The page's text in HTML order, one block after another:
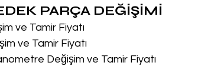
PARÇA DEĞİŞİMİ
ve Tamir Fiyatı
ve Tamir Fiyatı
Değişim ve Tamir Fiyatı